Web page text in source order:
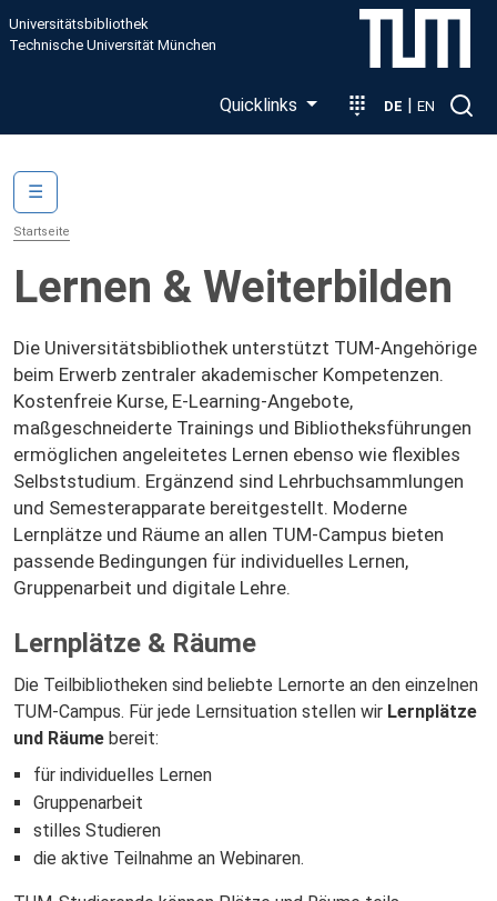
Direkt zum Inhalt
Universitätsbibliothek
Technische Universität München
Quicklinks DE | EN
Startseite
Lernen & Weiterbilden
Die Universitätsbibliothek unterstützt TUM-Angehörige
beim Erwerb zentraler akademischer Kompetenzen.
Kostenfreie Kurse, E‑Learning‑Angebote,
maßgeschneiderte Trainings und Bibliotheksführungen
ermöglichen angeleitetes Lernen ebenso wie flexibles
Selbststudium. Ergänzend sind Lehrbuchsammlungen
und Semesterapparate bereitgestellt. Moderne
Lernplätze und Räume an allen TUM‑Campus bieten
passende Bedingungen für individuelles Lernen,
Gruppenarbeit und digitale Lehre.
Lernplätze & Räume
Die Teilbibliotheken sind beliebte Lernorte an den einzelnen
TUM-Campus. Für jede Lernsituation stellen wir Lernplätze
und Räume bereit:
für individuelles Lernen
Gruppenarbeit
stilles Studieren
die aktive Teilnahme an Webinaren.
☰